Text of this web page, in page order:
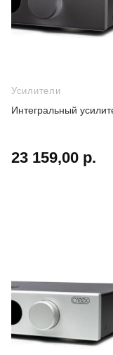
Усилители
Интегральный
23 159,00 р.